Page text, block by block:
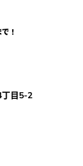
！
丁目5-2